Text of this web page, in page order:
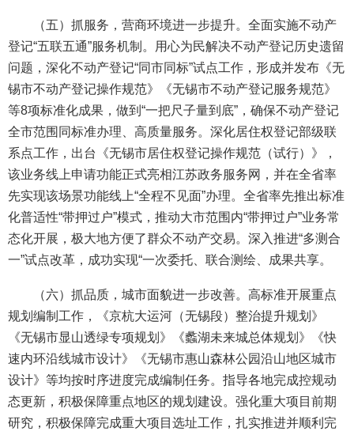
（五）抓服务，营商环境进一步提升。全面实施不动产
登记“五联五通”服务机制。用心为民解决不动产登记历史遗留
问题，深化不动产登记“同市同标”试点工作，形成并发布《无
锡市不动产登记操作规范》《无锡市不动产登记服务规范》
等8项标准化成果，做到“一把尺子量到底”，确保不动产登记
全市范围同标准办理、高质量服务。深化居住权登记部级联
系点工作，出台《无锡市居住权登记操作规范（试行）》，
该业务线上申请功能正式亮相江苏政务服务网，并在全省率
先实现该场景功能线上“全程不见面”办理。全省率先推出标准
化普适性“带押过户”模式，推动大市范围内“带押过户”业务常
态化开展，极大地方便了群众不动产交易。深入推进“多测合
一”试点改革，成功实现“一次委托、联合测绘、成果共享。
（六）抓品质，城市面貌进一步改善。高标准开展重点
规划编制工作，《京杭大运河（无锡段）整治提升规划》
《无锡市显山透绿专项规划》《蠡湖未来城总体规划》《快
速内环沿线城市设计》《无锡市惠山森林公园沿山地区城市
设计》等均按时序进度完成编制任务。指导各地完成控规动
态更新，积极保障重点地区的规划建设。强化重大项目前期
研究，积极保障完成重大项目选址工作，扎实推进并顺利完